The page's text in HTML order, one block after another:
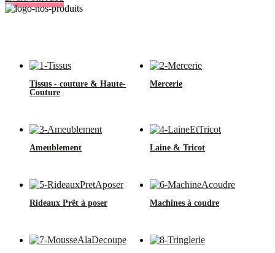
Tissus - couture & Haute-
Couture
Mercerie
Ameublement Laine & Tricot
Rideaux Prêt à poser Machines à coudre